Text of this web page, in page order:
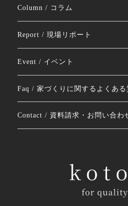
Column / コラム
Report / 現場リポート
Event / イベント
Faq / 家づくりに関するよくある
Contact / 資料請求・お問い合わ